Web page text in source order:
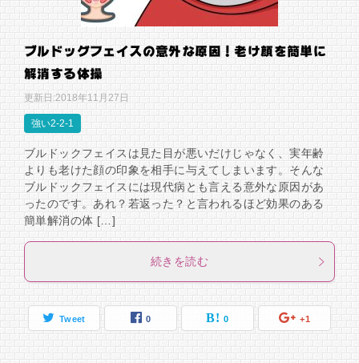
ブルドッグフェイスの意外な原因！老け顔を簡単に
解消する体操
更新日:2018年11月27日
強い2-2-1
ブルドックフェイスは見た目が悪いだけじゃなく、実年齢
よりも老けた顔の印象を相手に与えてしまいます。そんな
ブルドックフェイスには現代病とも言える意外な原因があ
ったのです。あれ？若返った？と言われるほど効果のある
簡単解消の体 […]
続きを読む
Tweet 0 0 +1